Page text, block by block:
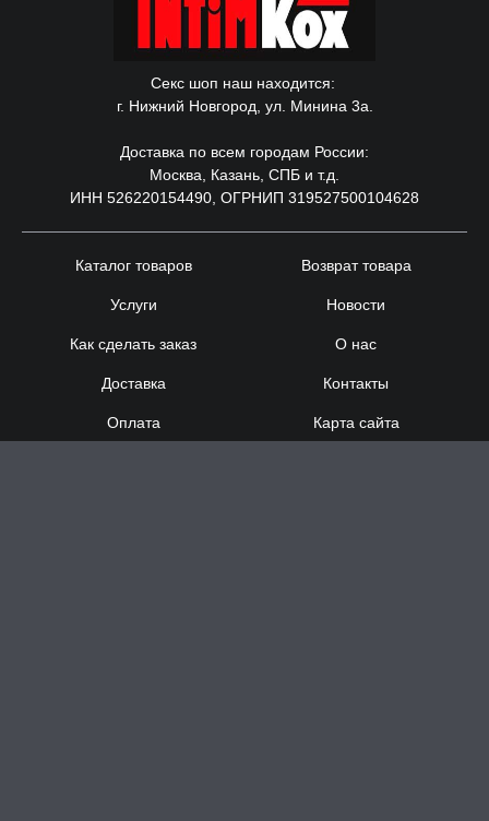
Секс шоп наш находится:
г. Нижний Новгород, ул. Минина 3а.
Доставка по всем городам России:
Москва, Казань, СПБ и т.д.
ИНН 526220154490, ОГРНИП 319527500104628
Каталог товаров
Услуги
Как сделать заказ
Доставка
Оплата
Возврат товара
Новости
О нас
Контакты
Карта сайта